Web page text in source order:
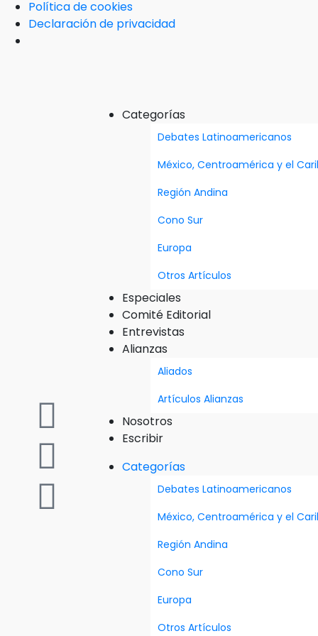
Política de cookies
Declaración de privacidad
Categorías
Debates Latinoamericanos
México, Centroamérica y el
Región Andina
Cono Sur
Europa
Otros Artículos
Especiales
Comité Editorial
Entrevistas
Alianzas
Aliados
Artículos Alianzas
Nosotros
Escribir
Categorías
Debates Latinoamericanos
México, Centroamérica y el
Región Andina
Cono Sur
Europa
Otros Artículos